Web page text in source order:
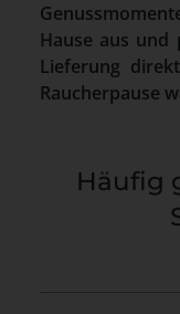
Hause aus und
Lieferung
Raucherpause
Häufig